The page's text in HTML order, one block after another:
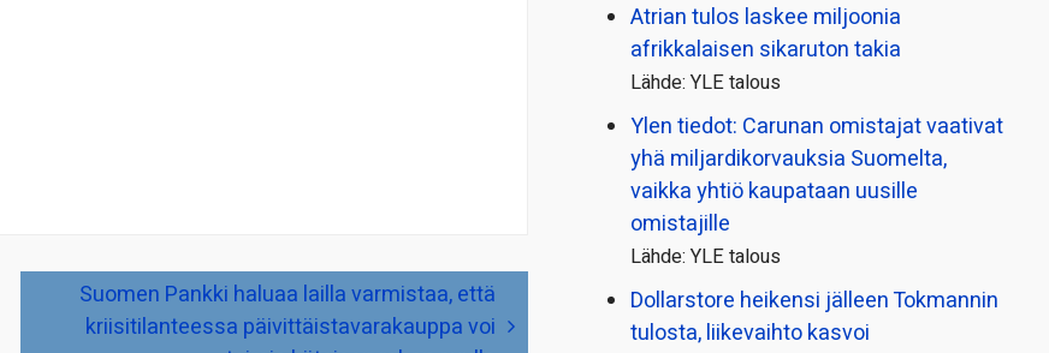
Suomen Pankki haluaa lailla varmistaa, että
kriisitilanteessa päivittäistavarakauppa voi
Atrian tulos laskee miljoonia
afrikkalaisen sikaruton takia
Lähde: YLE talous
Ylen tiedot: Carunan omistajat vaativat
yhä miljardi­korvauksia Suomelta,
vaikka yhtiö kaupataan uusille
omistajille
Lähde: YLE talous
Dollarstore heikensi jälleen Tokmannin
tulosta, liikevaihto kasvoi